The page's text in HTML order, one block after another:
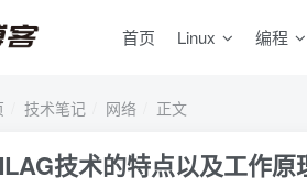
首页 Linux 编程
技术笔记 网络 正文
技术的特点以及工作原